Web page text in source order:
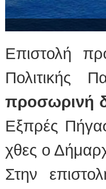
Επιστολή
Πολιτικής
προσωρινή
Εξπρές
χθες ο
Στην